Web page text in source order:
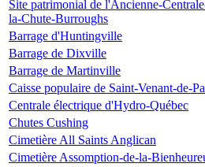
Site patrimonial de l'Ancienne-
la-Chute-Burroughs
Barrage d'Huntingville
Barrage de Dixville
Barrage de Martinville
Caisse populaire de Saint-Venant-de-
Centrale électrique d'Hydro-Québec
Chutes Cushing
Cimetière All Saints Anglican
Cimetière Assomption-de-la-